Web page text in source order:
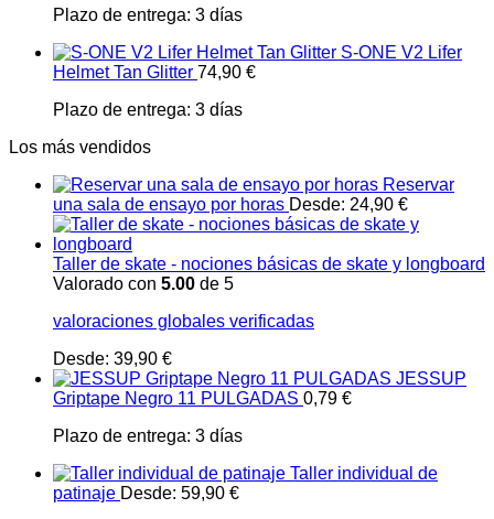
Plazo de entrega: 3 días
S-ONE V2 Lifer
Helmet Tan Glitter 74,90 €
Plazo de entrega: 3 días
Los más vendidos
Reservar
una sala de ensayo por horas Desde: 24,90 €
Taller de skate - nociones básicas de skate y longboard
Valorado con 5.00 de 5
valoraciones globales verificadas
Desde: 39,90 €
JESSUP
Griptape Negro 11 PULGADAS 0,79 €
Plazo de entrega: 3 días
Taller individual de
patinaje Desde: 59,90 €